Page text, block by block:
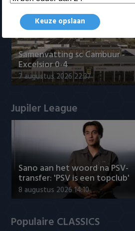
Samenvatting sc Cambuur -
Excelsior 0-4
7 augustus 2026 22:37
Jupiler League
Sano aan het woord na PSV-
transfer: 'PSV is een topclub'
8 augustus 2026 14:10
Populaire CLASSICS
Keuze opslaan